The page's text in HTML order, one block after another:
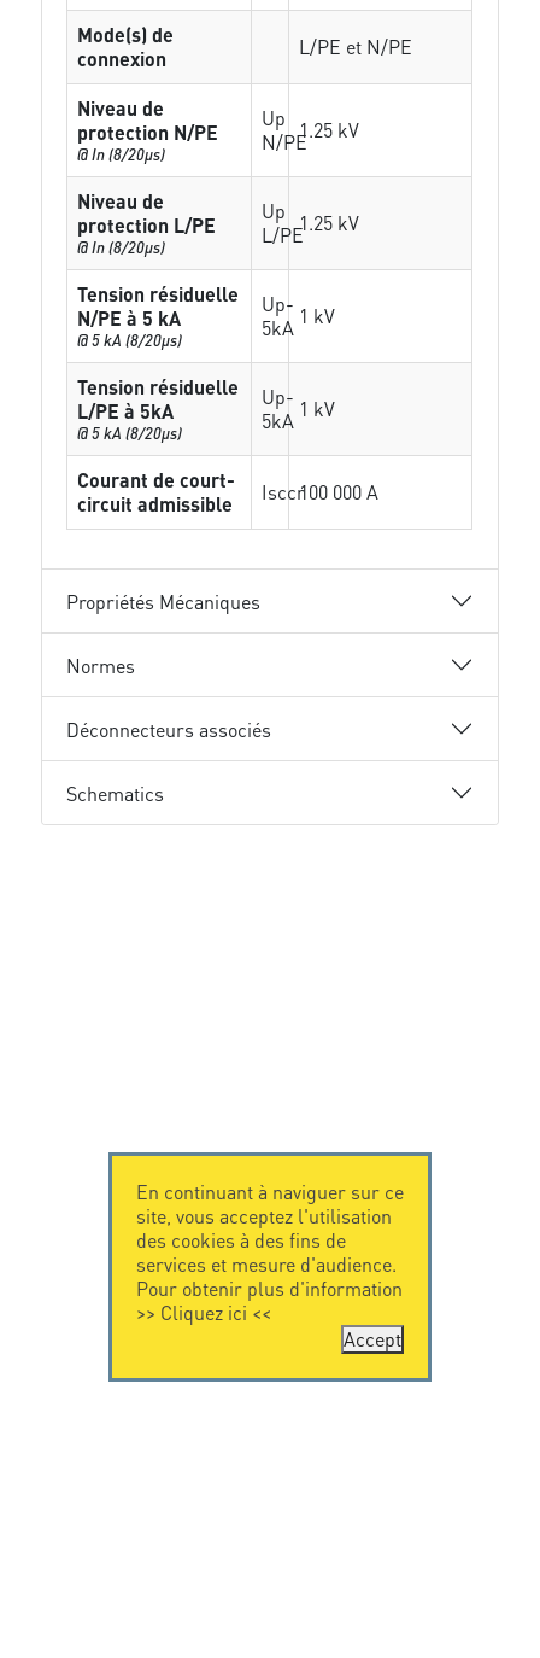
Mode(s) de
connexion
L/PE et N/PE
Niveau de
protection N/PE
@ In (8/20µs)
Up
N/PE1.25 kV
Niveau de
protection L/PE
@ In (8/20µs)
Up
L/PE1.25 kV
Tension résiduelle
N/PE à 5 kA
@ 5 kA (8/20µs)
Up-
5kA 1 kV
Tension résiduelle
L/PE à 5kA
@ 5 kA (8/20µs)
Up-
5kA 1 kV
Courant de court-
circuit admissible
Isccr100 000 A
Propriétés Mécaniques
Normes
Déconnecteurs associés
Schematics
En continuant à naviguer sur ce
site, vous acceptez l'utilisation
des cookies à des fins de
services et mesure d'audience.
Pour obtenir plus d'information
>> Cliquez ici <<
Accept